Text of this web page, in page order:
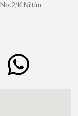
No:2/K Niltim